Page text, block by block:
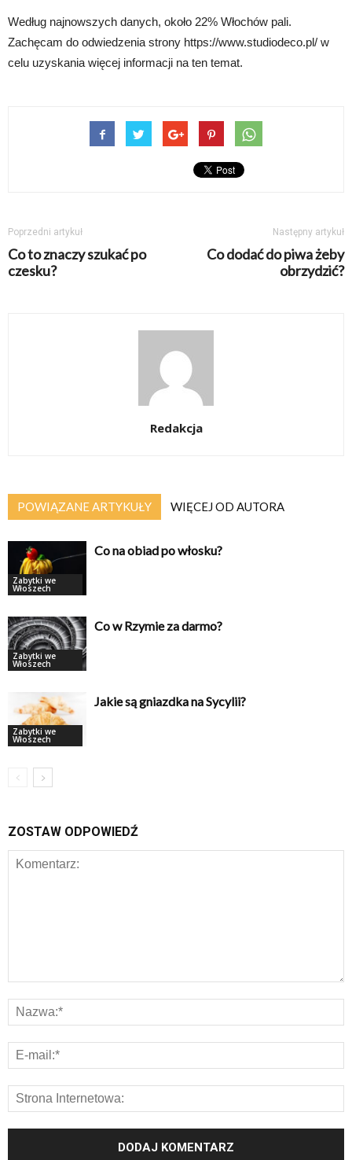
Według najnowszych danych, około 22% Włochów pali.
Zachęcam do odwiedzenia strony https://www.studiodeco.pl/ w
celu uzyskania więcej informacji na ten temat.
Poprzedni artykuł
Co to znaczy szukać po
czesku?
Następny artykuł
Co dodać do piwa żeby
obrzydzić?
Redakcja
POWIĄZANE ARTYKUŁY WIĘCEJ OD AUTORA
Zabytki we
Włoszech
Co na obiad po włosku?
Zabytki we
Włoszech
Co w Rzymie za darmo?
Zabytki we
Włoszech
Jakie są gniazdka na Sycylii?
ZOSTAW ODPOWIEDŹ